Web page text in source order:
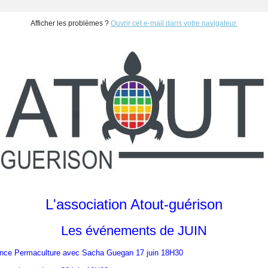
Afficher les problèmes ? Ouvrir cet e-mail dans votre navigateur.
L'association Atout-guérison
Les événements de JUIN
Permaculture avec Sacha Guegan 17 juin 18H30